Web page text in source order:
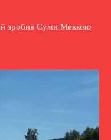
зробив Суми Меккою